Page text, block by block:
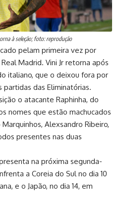
à seleção; foto: reprodução
pelam primeira vez por
Madrid. Vini Jr retorna após
italiano, que o deixou fora por
das Eliminatórias.
o atacante Raphinha, do
nomes que estão machucados
Alexsandro Ribeiro,
presentes nas duas
na próxima segunda-
a Coreia do Sul no dia 10
e o Japão, no dia 14, em